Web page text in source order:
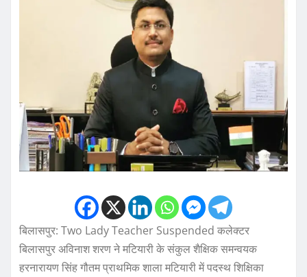
बिलासपुर: Two Lady Teacher Suspended कलेक्टर
बिलासपुर अविनाश शरण ने मटियारी के संकुल शैक्षिक समन्वयक
हरनारायण सिंह गौतम प्राथमिक शाला मटियारी में पदस्थ शिक्षिका